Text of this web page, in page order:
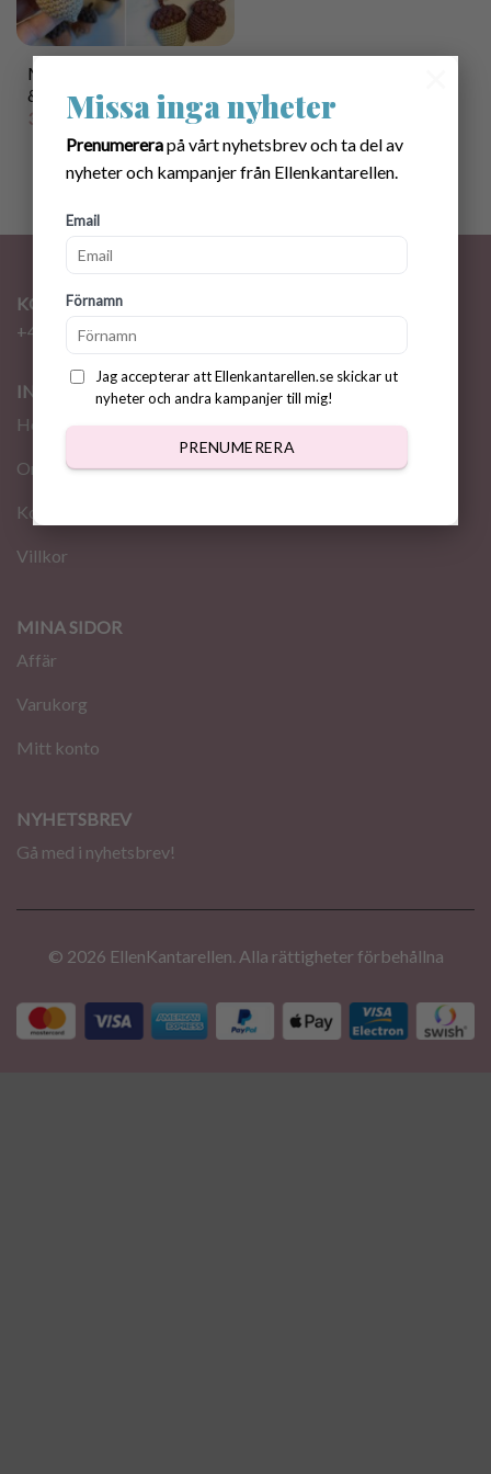
Missa inga nyheter
Prenumererapå vårt nyhetsbrev och ta del av
nyheter och kampanjer från Ellenkantarellen.
Email
Förnamn
Jag accepterar att Ellenkantarellen.se skickar ut
nyheter och andra kampanjer till mig!
PRENUMERERA
Mönster virkade Ekollon
& Pumpa Girlang
35.00kr
KONTAKT
+46 72 310 46 48
INFORMATION
Hem
Om oss
Kontakt
Villkor
MINA SIDOR
Affär
Varukorg
Mitt konto
NYHETSBREV
Gå med i nyhetsbrev!
© 2026 EllenKantarellen. Alla rättigheter förbehållna